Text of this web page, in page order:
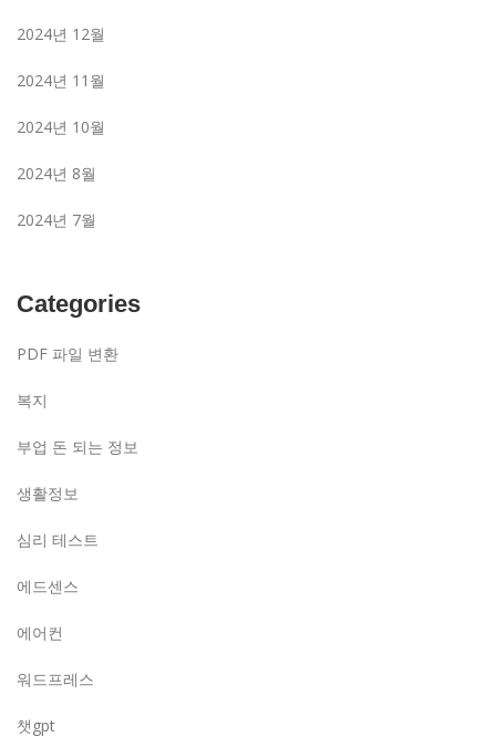
2024년 12월
2024년 11월
2024년 10월
2024년 8월
2024년 7월
Categories
PDF 파일 변환
복지
부업 돈 되는 정보
생활정보
심리 테스트
에드센스
에어컨
워드프레스
챗gpt